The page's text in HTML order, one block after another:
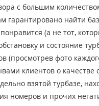
с большим
гарантировано найти
(а не тот,
и состояние
(просмотрев фото
клиентов о
взятой турбазе,
номеров и прочих